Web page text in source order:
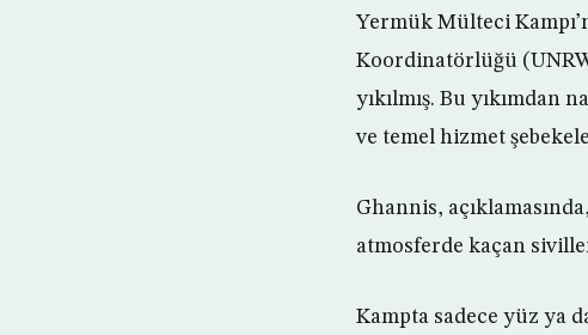
Yermük Mülteci
Koordinatörlüğü
yıkılmış. Bu
ve temel hizmet
Ghannis,
atmosferde kaçan
Kampta sadece yüz ya